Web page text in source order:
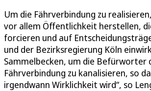
Um die Fährverbindung zu
vor allem Öffentlichkeit herstellen,
forcieren und auf
und der Bezirksregierung Köln
Sammelbecken, um die Befürworter
Fährverbindung zu kanalisieren, so
irgendwann Wirklichkeit wird“, so